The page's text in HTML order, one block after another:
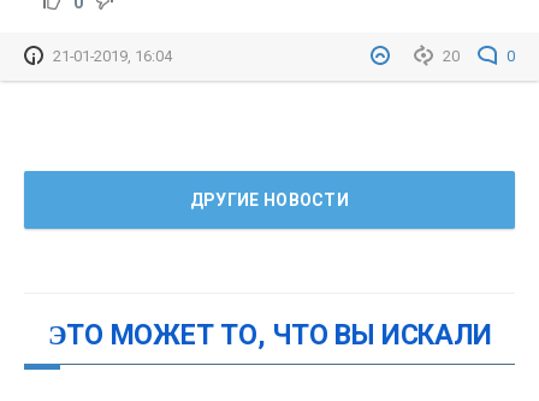
20 0
21-01-2019, 16:04
ДРУГИЕ НОВОСТИ
ЭТО МОЖЕТ ТО, ЧТО ВЫ ИСКАЛИ